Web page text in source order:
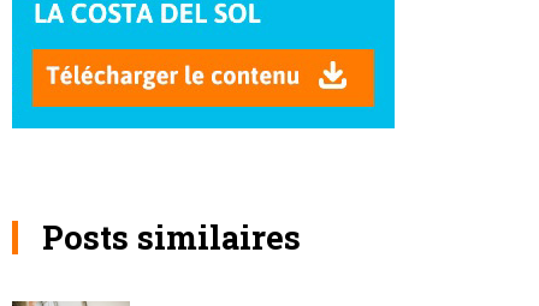
Posts similaires